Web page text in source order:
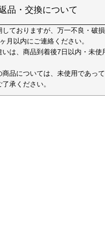
品・交換について
ておりますが、万一不良・破
月以内にご連絡ください。
は、商品到着後7日以内・未使
品については、未使用であっ
承ください。